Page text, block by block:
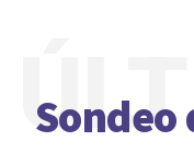
Sondeo